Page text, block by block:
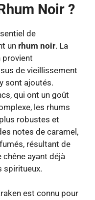
Noir ?
de
un rhum noir. La
provient
de vieillissement
sont ajoutés.
qui ont un goût
les rhums
robustes et
notes de caramel,
résultant de
ayant déjà
spiritueux.
est connu pour